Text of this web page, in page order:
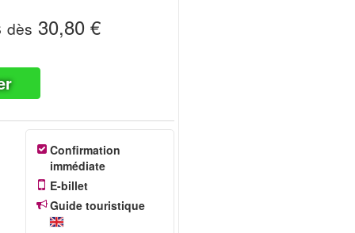
dès 30,80 €
Confirmation
immédiate
E-billet
Guide touristique